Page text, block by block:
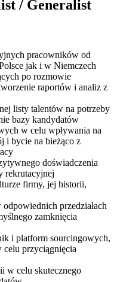
/ Generalist
pracowników od
jak i w Niemczech
po rozmowie
raportów i analiz z
listy talentów na potrzeby
bazy kandydatów
w celu wpływania na
i bycie na bieżąco z
doświadczenia
rekrutacyjnej
firmy, jej historii,
przedziałach
zamknięcia
i platform sourcingowych,
przyciągnięcia
w celu skutecznego